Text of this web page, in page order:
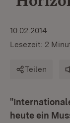
10.02.2014
Lesezeit: 2
Teilen
heute ein